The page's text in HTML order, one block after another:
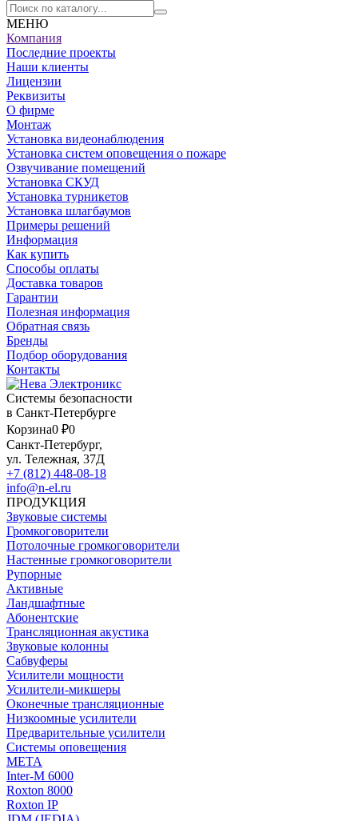
МЕНЮ
Компания
Последние проекты
Наши клиенты
Лицензии
Реквизиты
О фирме
Монтаж
Установка видеонаблюдения
Установка систем оповещения о пожаре
Озвучивание помещений
Установка СКУД
Установка турникетов
Установка шлагбаумов
Примеры решений
Информация
Как купить
Способы оплаты
Доставка товаров
Гарантии
Полезная информация
Обратная связь
Бренды
Подбор оборудования
Контакты
Системы безопасности
в Санкт-Петербурге
Корзина0 ₽0
Санкт-Петербург,
ул. Тележная, 37Д
+7 (812) 448-08-18
info@n-el.ru
ПРОДУКЦИЯ
Звуковые системы
Громкоговорители
Потолочные громкоговорители
Настенные громкоговорители
Рупорные
Активные
Ландшафтные
Абонентские
Трансляционная акустика
Звуковые колонны
Сабвуферы
Усилители мощности
Усилители-микшеры
Оконечные трансляционные
Низкоомные усилители
Предварительные усилители
Системы оповещения
МЕТА
Inter-M 6000
Roxton 8000
Roxton IP